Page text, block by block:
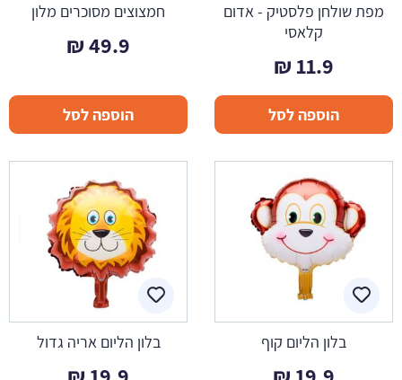
מפת שולחן פלסטיק - אדום
קלאסי
11.9
₪
הוספה לסל
חמצוצים מסוכרים מלון
49.9
₪
הוספה לסל
בלון הליום קוף בלון הליום אריה גדול